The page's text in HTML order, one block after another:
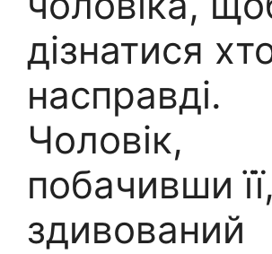
дізнатися
насправді.
Чоловік,
побачивши
здивований